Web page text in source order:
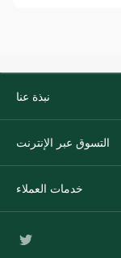
نبذة عنا
التسوق عبر الإنترنت
خدمات العملاء